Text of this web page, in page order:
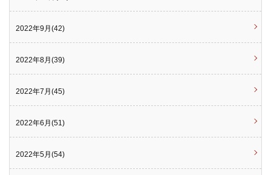
2022年9月(42)
2022年8月(39)
2022年7月(45)
2022年6月(51)
2022年5月(54)